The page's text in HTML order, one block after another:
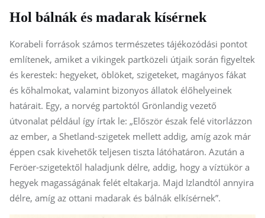
Hol bálnák és madarak kísérnek
Korabeli források számos természetes tájékozódási pontot
említenek, amiket a vikingek partközeli útjaik során figyeltek
és kerestek: hegyeket, öblöket, szigeteket, magányos fákat
és kőhalmokat, valamint bizonyos állatok élőhelyeinek
határait. Egy, a norvég partoktól Grönlandig vezető
útvonalat például így írtak le: „Először észak felé vitorlázzon
az ember, a Shetland-szigetek mellett addig, amíg azok már
éppen csak kivehetők teljesen tiszta látóhatáron. Azután a
Feröer-szigetektől haladjunk délre, addig, hogy a víztükör a
hegyek magasságának felét eltakarja. Majd Izlandtól annyira
délre, amíg az ottani madarak és bálnák elkísérnek”.